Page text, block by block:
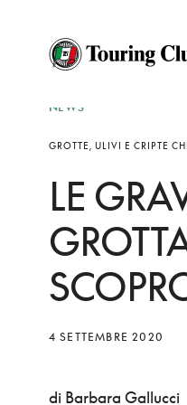
NEWS
GROTTE, ULIVI E CRIPTE
LE
4 SETTEMBRE 2020
di Barbara Gallucci